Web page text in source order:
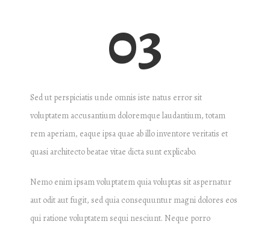
03
Sed ut perspiciatis unde omnis iste natus error sit
voluptatem accusantium doloremque laudantium, totam
rem aperiam, eaque ipsa quae ab illo inventore veritatis et
quasi architecto beatae vitae dicta sunt explicabo.
Nemo enim ipsam voluptatem quia voluptas sit aspernatur
aut odit aut fugit, sed quia consequuntur magni dolores eos
qui ratione voluptatem sequi nesciunt. Neque porro